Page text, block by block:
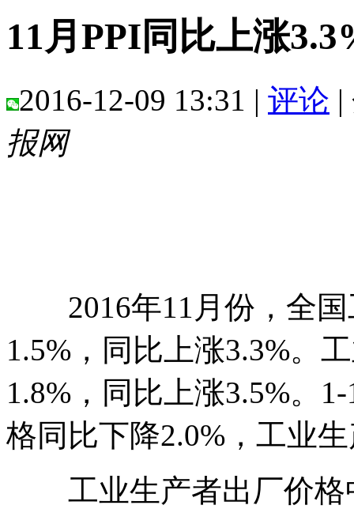
11月PPI同比上涨
2016-12-09 13:31 | 评论 |
报网
2016年11月份，全国
1.5%，同比上涨3.3%。
1.8%，同比上涨3.5%。
格同比下降2.0%，工业
工业生产者出厂价格